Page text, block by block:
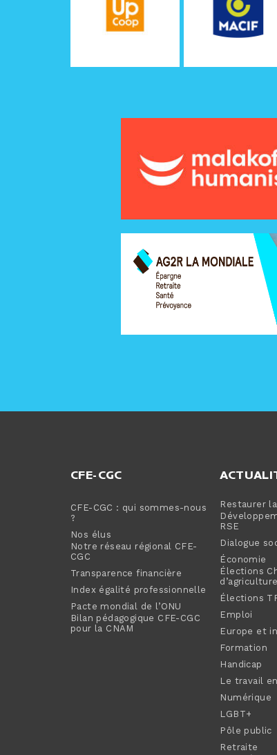
CFE-CGC
CFE-CGC : qui sommes-nous
?
Nos élus
Notre réseau régional CFE-
CGC
Transparence financière
Index égalité professionnelle
Pacte mondial de l’ONU
Bilan pédagogique CFE-CGC
pour la CNAM
Restaurer
RSE
Dialogue
Économie
Élections
d’agriculture
Élections
Emploi
Europe et
Formation
Handicap
Le travail
Numérique
LGBT+
Pôle public
Retraite